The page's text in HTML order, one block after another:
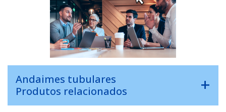
Andaimes tubulares
Produtos relacionados